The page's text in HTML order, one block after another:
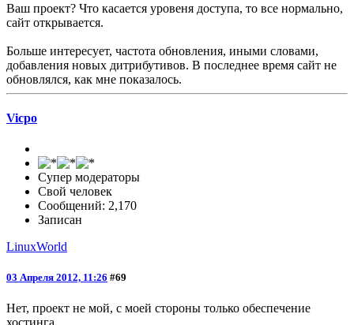
Ваш проект? Что касается уровеня доступа, то все нормально,
сайт открывается.
Больше интересует, частота обновления, иными словами,
добавления новых дитрибутивов. В последнее время сайт не
обновлялся, как мне показалось.
Vicpo
Супер модераторы
Свой человек
Сообщений: 2,170
Записан
LinuxWorld
03 Апреля 2012, 11:26 #69
Нет, проект не мой, с моей стороны только обеспечение